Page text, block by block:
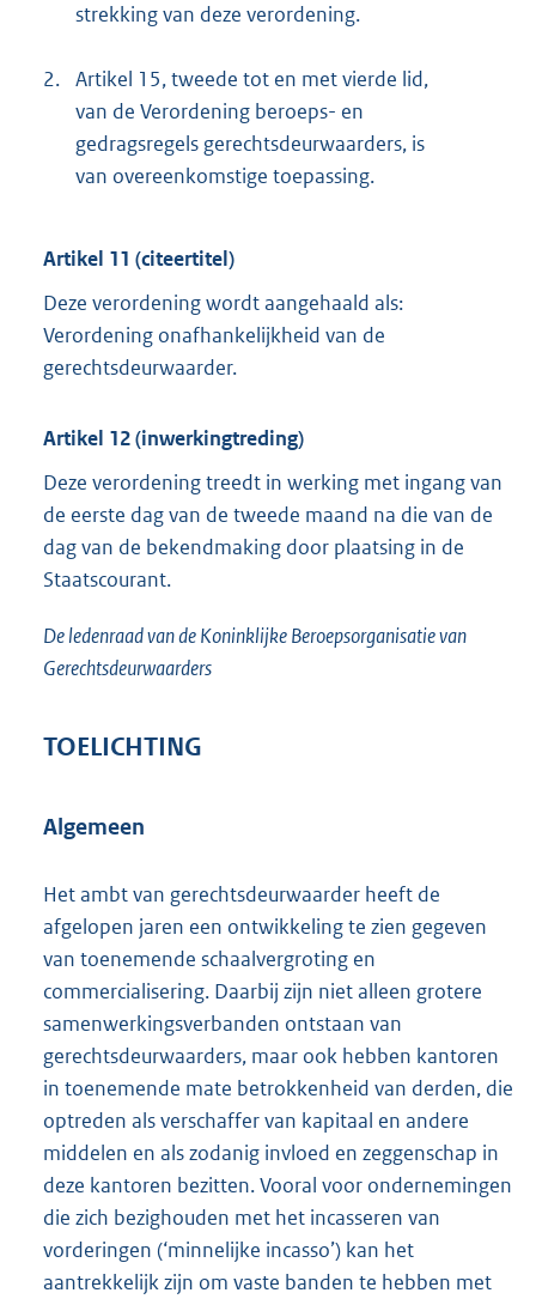
strekking van deze verordening.
2. Artikel 15, tweede tot en met vierde lid,
van de Verordening beroeps- en
gedragsregels gerechtsdeurwaarders, is
van overeenkomstige toepassing.
Artikel 11 (citeertitel)
Deze verordening wordt aangehaald als:
Verordening onafhankelijkheid van de
gerechtsdeurwaarder.
Artikel 12 (inwerkingtreding)
Deze verordening treedt in werking met ingang van
de eerste dag van de tweede maand na die van de
dag van de bekendmaking door plaatsing in de
Staatscourant.
De ledenraad van de Koninklijke Beroepsorganisatie van
Gerechtsdeurwaarders
TOELICHTING
Algemeen
Het ambt van gerechtsdeurwaarder heeft de
afgelopen jaren een ontwikkeling te zien gegeven
van toenemende schaalvergroting en
commercialisering. Daarbij zijn niet alleen grotere
samenwerkingsverbanden ontstaan van
gerechtsdeurwaarders, maar ook hebben kantoren
in toenemende mate betrokkenheid van derden, die
optreden als verschaffer van kapitaal en andere
middelen en als zodanig invloed en zeggenschap in
deze kantoren bezitten. Vooral voor ondernemingen
die zich bezighouden met het incasseren van
vorderingen (‘minnelijke incasso’) kan het
aantrekkelijk zijn om vaste banden te hebben met